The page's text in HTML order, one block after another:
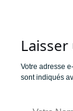
Votre adresse
sont indiqués